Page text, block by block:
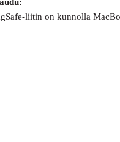
liitin on kunnolla